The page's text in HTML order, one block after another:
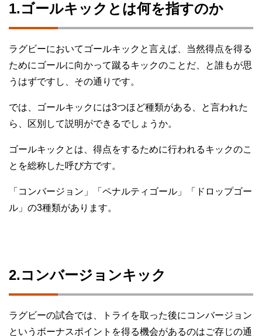
1.ゴールキックとは何を指すのか
ラグビーにおいてゴールキックと言えば、当然得点を得る
ためにゴールに向かって蹴るキックのことだ、と誰もが思
うはずですし、その通りです。
では、ゴールキックには3つほど種類がある、と言われた
ら、区別して説明ができるでしょうか。
ゴールキックとは、得点をするために行われるキックのこ
とを総称した呼び方です。
「コンバージョン」「ペナルティゴール」「ドロップゴー
ル」の3種類があります。
2.コンバージョンキック
ラグビーの試合では、トライを取った後にコンバージョン
というボーナスポイントを得る機会があるのはご存じの通